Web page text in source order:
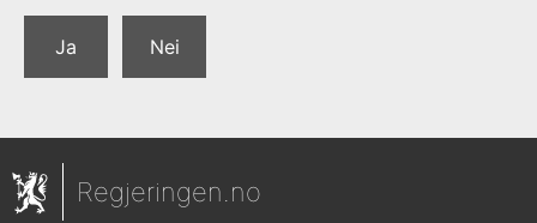
Ja Nei
Regjeringen.no